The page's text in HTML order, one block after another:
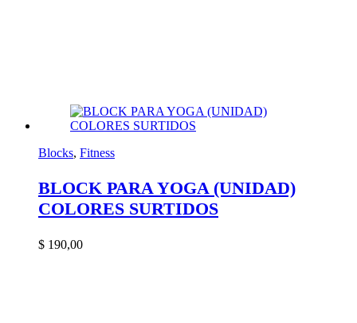
Blocks, Fitness
BLOCK PARA YOGA (UNIDAD)
COLORES SURTIDOS
$ 190,00